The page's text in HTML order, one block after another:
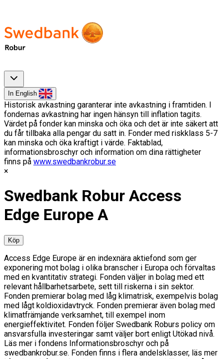
In English
Historisk avkastning garanterar inte avkastning i framtiden. I
fondernas avkastning har ingen hänsyn till inflation tagits.
Värdet på fonder kan minska och öka och det är inte säkert att
du får tillbaka alla pengar du satt in. Fonder med riskklass 5-7
kan minska och öka kraftigt i värde. Faktablad,
informationsbroschyr och information om dina rättigheter
finns på www.swedbankrobur.se
Swedbank Robur Access
Edge Europe A
Köp
Access Edge Europe är en indexnära aktiefond som ger
exponering mot bolag i olika branscher i Europa och förvaltas
med en kvantitativ strategi. Fonden väljer in bolag med ett
relevant hållbarhetsarbete, sett till riskerna i sin sektor.
Fonden premierar bolag med låg klimatrisk, exempelvis bolag
med lågt koldioxidavtryck. Fonden premierar även bolag med
klimatfrämjande verksamhet, till exempel inom
energieffektivitet. Fonden följer Swedbank Roburs policy om
ansvarsfulla investeringar samt väljer bort enligt Utökad nivå.
Läs mer i fondens Informationsbroschyr och på
swedbankrobur.se. Fonden finns i flera andelsklasser, läs mer